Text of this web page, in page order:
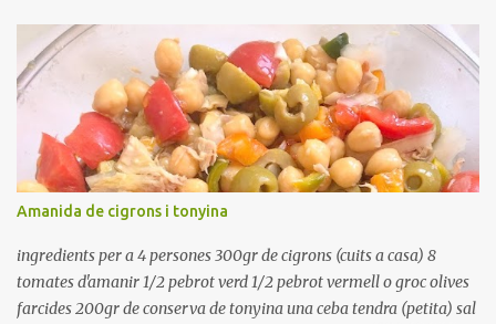
quan arrenca el bull, canvieu l'aigua bullint, per aigua freda,
repetiu dues o tres vegades, abaixeu el foc i atureu la ebullició, dues
o tres vegades afegint aigua freda, han de coure a foc baix, quasi
be, sense bullir i sempre sempre, amb l'olla tapada, entre 1 hora i 1
hora i mitja. Saleu 10 minuts abans de retirar del foc. Heu de veure
vosaltres el moment en que ja estan cuites. Anotacions Deixeu
refredar en la mateixa olla. El caldo de coure els fesols, es pot
utilitzar per una crema o sopa. Ingredientes judias -agua -sal
Preparación Ponga las judías a r...
Amanida de cigrons i tonyina
ingredients per a 4 persones 300gr de cigrons (cuits a casa) 8
tomates d'amanir 1/2 pebrot verd 1/2 pebrot vermell o groc olives
farcides 200gr de conserva de tonyina una ceba tendra (petita) sal